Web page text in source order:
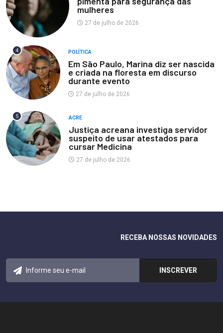
mulheres
27 de julho de 2026
4 POLÍTICA
Em São Paulo, Marina diz ser nascida
e criada na floresta em discurso
durante evento
27 de julho de 2026
5 ACRE
Justiça acreana investiga servidor
suspeito de usar atestados para
cursar Medicina
27 de julho de 2026
RECEBA NOSSAS NOVIDADES